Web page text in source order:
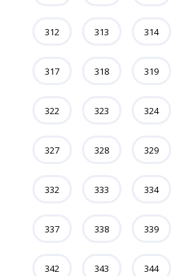
312 313 314
317 318 319
322 323 324
327 328 329
332 333 334
337 338 339
342 343 344